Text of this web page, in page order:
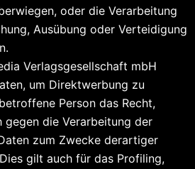
oder die Verarbeitung
Ausübung oder Verteidigung
Verlagsgesellschaft mbH
um Direktwerbung zu
Person das Recht,
gegen die Verarbeitung der
zum Zwecke derartiger
gilt auch für das Profiling,